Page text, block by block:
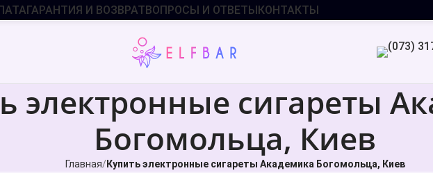
ГАРАНТИЯ И ВОЗВРАТВОПРОСЫ И ОТВЕТЫКОНТАКТЫ
электронные сигареты
Богомольца, Киев
Главная Купить электронные сигареты Академика Богомольца, Киев